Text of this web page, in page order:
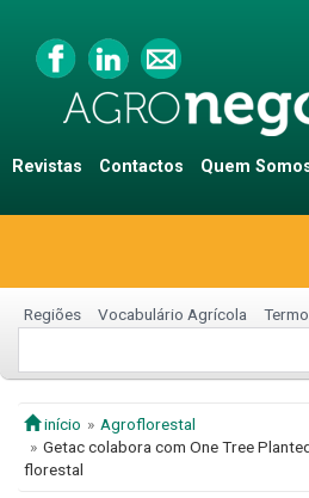
Revistas Contactos Quem
Regiões Vocabulário Agrícola
início
Agroflorestal
Getac colabora com One Tree
florestal